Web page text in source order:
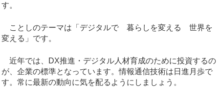
す。
ことしのテーマは「デジタルで 暮らしを変える 世界を
変える」です。
近年では、DX推進・デジタル人材育成のために投資するの
が、企業の標準となっています。情報通信技術は日進月歩で
す。常に最新の動向に気を配るようにしましょう。